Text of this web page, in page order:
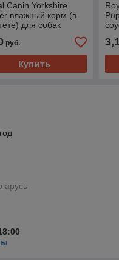
Canin Yorkshire
влажный корм (в
для собак
85г., (Австрия)
руб.
Купить